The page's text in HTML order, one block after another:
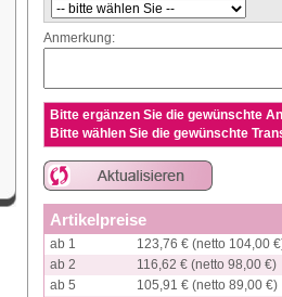
Anmerkung:
Bitte ergänzen Sie die gewünschte
Bitte wählen Sie die gewünschte
Artikelpreise
ab 1
123,76 € (netto 104,00
ab 2
116,62 € (netto 98,00 €)
ab 5
105,91 € (netto 89,00 €)